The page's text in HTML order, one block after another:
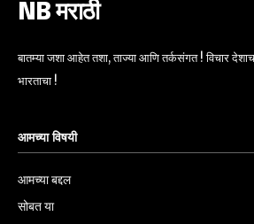
NB मराठी
बातम्या जशा आहेत तशा, ताज्या आणि तर्कसंगत ! विचार
भारताचा !
आमच्या विषयी
आमच्या बद्दल
सोबत या